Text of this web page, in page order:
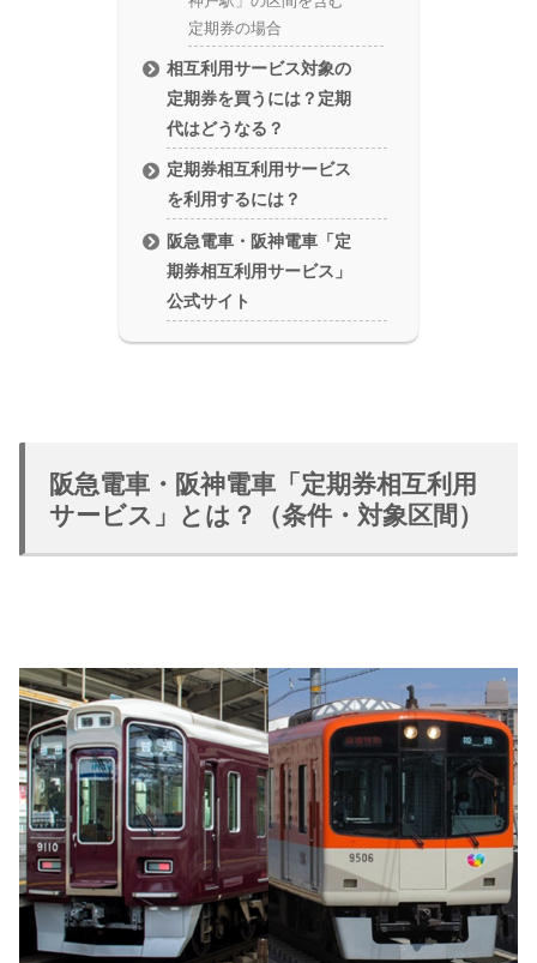
定期券の場合
相互利用サービス対象の
定期券を買うには？定期
代はどうなる？
定期券相互利用サービス
を利用するには？
阪急電車・阪神電車「定
期券相互利用サービス」
公式サイト
阪急電車・阪神電車「定期券相互利用
サービス」とは？（条件・対象区間）